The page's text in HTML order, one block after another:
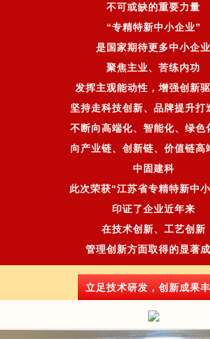
不可或缺的重要力量
“专精特新中小企业”
是国家期待更多中小企业
聚焦主业、苦练内功
发挥主观能动性，增强创新
坚持走科技创新、品牌提升打
不断向高端化、智能化、绿色
向产业链、创新链、价值链高
中固建科
此次荣获“江苏省专精特新中
印证了企业近年来
在技术创新、工艺创新
管理创新方面取得的显著
立足技术研发，创新成果